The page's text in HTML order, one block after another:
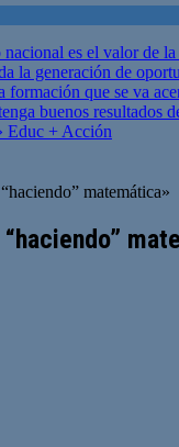
es el valor de
la generación de
que se va
buenos resultados
Educ + Acción
matemática»